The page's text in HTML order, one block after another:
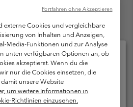
GmbH. Moosfeldstraße 1, 5101
Alle Rechte vorbehalten.
Verkaufsbedingungen
Garantie
des Mitglieder Programms
Inhalte
externe Cookies und vergleichbare
von Inhalten und Anzeigen,
Media-Funktionen und zur Analyse
unten verfügbaren Optionen an, ob
akzeptierst. Wenn du die
nur die Cookies einsetzen, die
unsere Website
um weitere Informationen in
Richtlinien einzusehen.
Fortfahren ohne Akzeptieren
Lieferland und Ihre Sprache
Einkauf verfügbar